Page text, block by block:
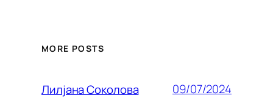
MORE POSTS
Лилjана Соколова 09/07/2024